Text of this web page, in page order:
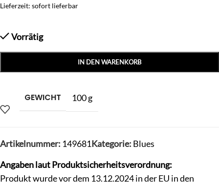
Lieferzeit: sofort lieferbar
Vorrätig
IN DEN WARENKORB
GEWICHT 100 g
Artikelnummer: 149681Kategorie: Blues
Angaben laut Produktsicherheitsverordnung:
Produkt wurde vor dem 13.12.2024 in der EU in den